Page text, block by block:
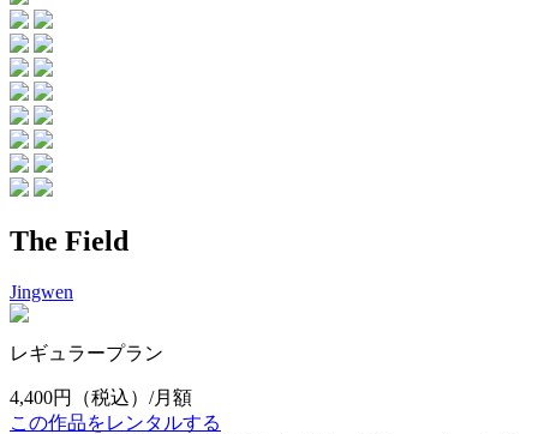
The Field
Jingwen
レギュラープラン
4,400円
（税込）/月額
この作品をレンタルする